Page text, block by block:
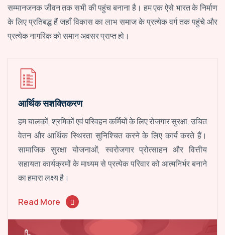
सम्मानजनक जीवन तक सभी की पहुंच बनाना है। हम एक ऐसे भारत के निर्माण
के लिए प्रतिबद्ध हैं जहाँ विकास का लाभ समाज के प्रत्येक वर्ग तक पहुंचे और
प्रत्येक नागरिक को समान अवसर प्राप्त हो।
आर्थिक सशक्तिकरण
हम चालकों, श्रमिकों एवं परिवहन कर्मियों के लिए रोजगार सुरक्षा, उचित
वेतन और आर्थिक स्थिरता सुनिश्चित करने के लिए कार्य करते हैं।
सामाजिक सुरक्षा योजनाओं, स्वरोजगार प्रोत्साहन और वित्तीय
सहायता कार्यक्रमों के माध्यम से प्रत्येक परिवार को आत्मनिर्भर बनाने
का हमारा लक्ष्य है।
Read More